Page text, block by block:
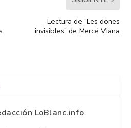
Lectura de “Les dones
invisibles” de Mercé Viana
LoBlanc.info